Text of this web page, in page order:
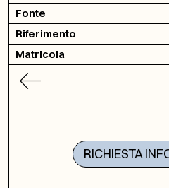
Fonte
Riferimento
Matricola
RICHIESTA